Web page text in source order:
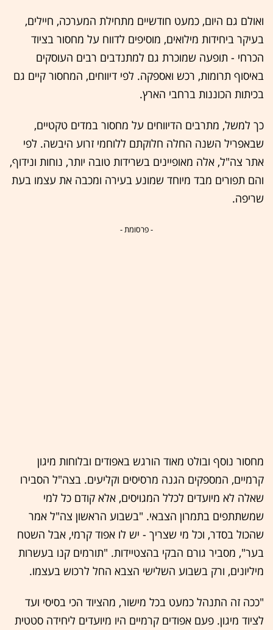
ואולם גם היום, כמעט חודשיים מתחילת המערכה, חיילים,
בעיקר ביחידות מילואים, מוסיפים לדווח על מחסור בציוד
הכרחי - תופעה שמוכרת גם למתנדבים רבים העוסקים
באיסוף תרומות, רכש ואספקה. לפי דיווחים, המחסור קיים גם
בכיתות הכוננות ברחבי הארץ.
כך למשל, מתרבים הדיווחים על מחסור במדים טקטיים,
שבאפריל השנה החלה חלוקתם ללוחמי זרוע היבשה. לפי
אתר צה"ל, אלה מאופיינים בשרידות טובה יותר, נוחות ונידוף,
והם תפורים מבד מיוחד שמונע בעירה ומכבה את עצמו בעת
שריפה.
- פרסומת -
מחסור נוסף ובולט מאוד הורגש באפודים ובלוחות מיגון
קרמיים, המספקים הגנה מרסיסים וקליעים. בצה"ל הסבירו
שאלה לא מיועדים לכלל המגויסים, אלא קודם כל למי
שמשתתפים בתמרון הצבאי. "בשבוע הראשון צה"ל אמר
שהכול בסדר, וכל מי שצריך - יש לו אפוד קרמי, אבל השטח
בער", מסביר גורם הבקי בהצטיידות. "תורמים קנו בעשרות
מיליונים, ורק בשבוע השלישי הצבא החל לרכוש בעצמו.
"ככה זה התנהל כמעט בכל מישור, מהציוד הכי בסיסי ועד
לציוד מיגון. פעם אפודים קרמיים היו מיועדים ליחידה סטטית